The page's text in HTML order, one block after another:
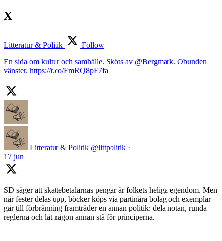
X
Litteratur & Politik
Follow
En sida om kultur och samhälle. Sköts av @Bergmark. Obunden
vänster. https://t.co/FmRQ8pF7fa
Litteratur & Politik @littpolitik ·
17 jun
SD säger att skattebetalarnas pengar är folkets heliga egendom. Men
när fester delas upp, böcker köps via partinära bolag och exemplar
går till förbränning framträder en annan politik: dela notan, runda
reglerna och låt någon annan stå för principerna.